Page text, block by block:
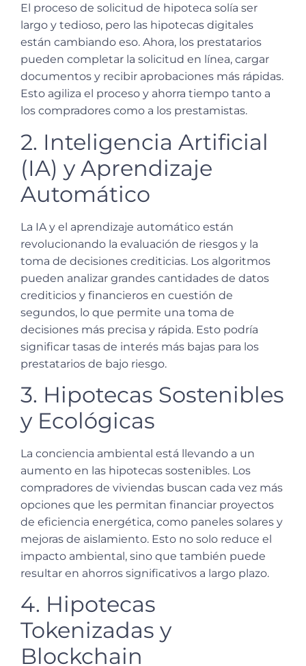
El proceso de solicitud de hipoteca solía ser
largo y tedioso, pero las hipotecas digitales
están cambiando eso. Ahora, los prestatarios
pueden completar la solicitud en línea, cargar
documentos y recibir aprobaciones más rápidas.
Esto agiliza el proceso y ahorra tiempo tanto a
los compradores como a los prestamistas.
2. Inteligencia Artificial
(IA) y Aprendizaje
Automático
La IA y el aprendizaje automático están
revolucionando la evaluación de riesgos y la
toma de decisiones crediticias. Los algoritmos
pueden analizar grandes cantidades de datos
crediticios y financieros en cuestión de
segundos, lo que permite una toma de
decisiones más precisa y rápida. Esto podría
significar tasas de interés más bajas para los
prestatarios de bajo riesgo.
3. Hipotecas Sostenibles
y Ecológicas
La conciencia ambiental está llevando a un
aumento en las hipotecas sostenibles. Los
compradores de viviendas buscan cada vez más
opciones que les permitan financiar proyectos
de eficiencia energética, como paneles solares y
mejoras de aislamiento. Esto no solo reduce el
impacto ambiental, sino que también puede
resultar en ahorros significativos a largo plazo.
4. Hipotecas
Tokenizadas y
Blockchain